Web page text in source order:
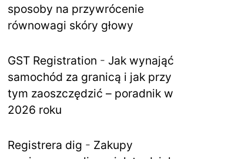
sposoby na przywrócenie
równowagi skóry głowy
GST Registration - Jak wynająć
samochód za granicą i jak przy
tym zaoszczędzić – poradnik w
2026 roku
Registrera dig - Zakupy